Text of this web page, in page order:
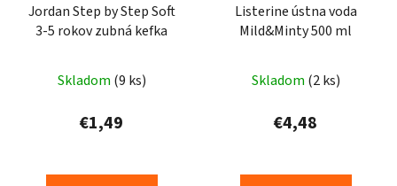
Jordan Step by Step Soft
3-5 rokov zubná kefka
Skladom (9 ks)
€1,49
Listerine ústna voda
Mild&Minty 500 ml
Skladom (2 ks)
€4,48